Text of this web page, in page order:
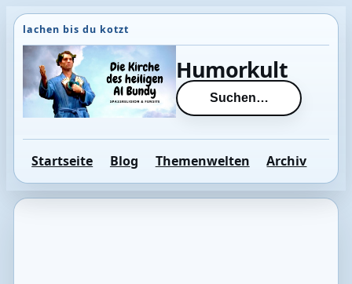
Direkt
zum
Inhalt
wechseln
Humorkult
Suchen…
Startseite Blog Themenwelten Archiv